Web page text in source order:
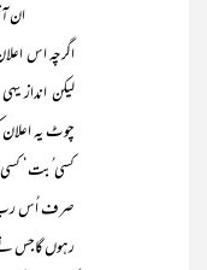
ان آخری
اگرچہ اس
لیکن
چوٹ یہ اعلان
کسی ُبت‘ کسی
صرف اُس رب کی
رہوں گاجس